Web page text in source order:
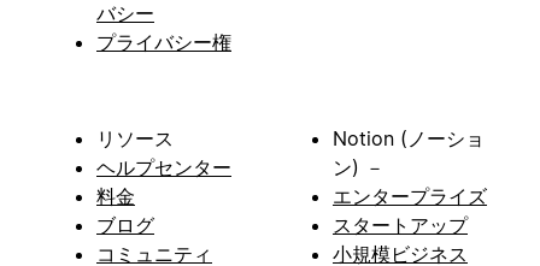
バシー
プライバシー権
リソース
ヘルプセンター
料金
ブログ
コミュニティ
Notion (ノーショ
ン) －
エンタープライズ
スタートアップ
小規模ビジネス